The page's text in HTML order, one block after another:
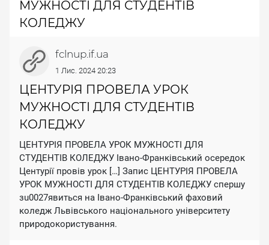
МУЖНОСТІ ДЛЯ СТУДЕНТІВ
КОЛЕДЖУ
fclnup.if.ua
1 Лис. 2024 20:23
ЦЕНТУРІЯ ПРОВЕЛА УРОК
МУЖНОСТІ ДЛЯ СТУДЕНТІВ
КОЛЕДЖУ
ЦЕНТУРІЯ ПРОВЕЛА УРОК МУЖНОСТІ ДЛЯ
СТУДЕНТІВ КОЛЕДЖУ Івано-Франківський осередок
Центурії провів урок […] Запис ЦЕНТУРІЯ ПРОВЕЛА
УРОК МУЖНОСТІ ДЛЯ СТУДЕНТІВ КОЛЕДЖУ спершу
зu0027явиться на Івано-Франківський фаховий
коледж Львівського національного університету
природокористування.